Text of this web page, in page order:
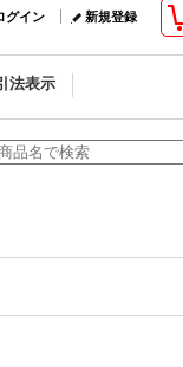
グイン 新規登録
法表示